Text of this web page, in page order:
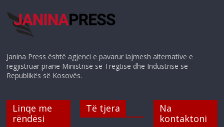
Janina Press është agjenci e pavarur lajmesh alternative e
regjistruar pranë Ministrisë së Tregtisë dhe Industrisë së
Republikës së Kosovës.
Linqe me
rëndësi
Të tjera
Na
kontaktoni